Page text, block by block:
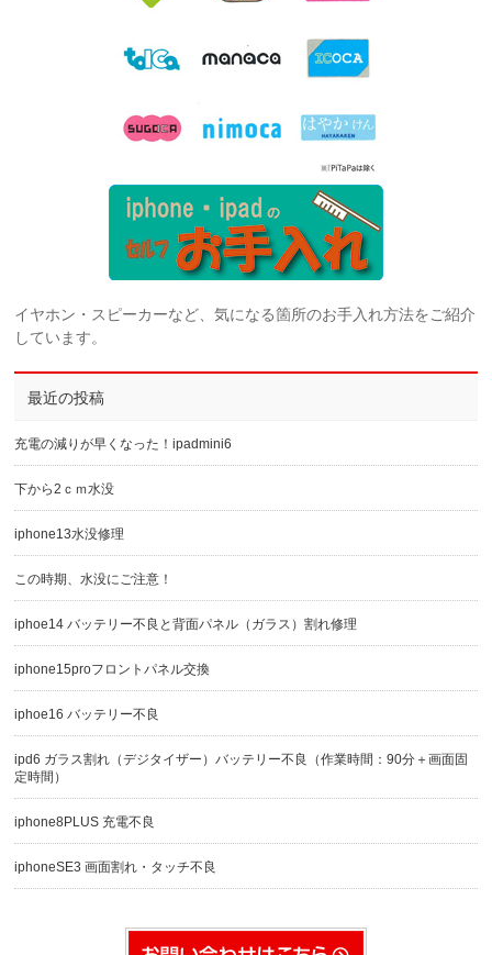
イヤホン・スピーカーなど、気になる箇所のお手入れ方法をご紹介
しています。
最近の投稿
充電の減りが早くなった！ipadmini6
下から2ｃｍ水没
iphone13水没修理
この時期、水没にご注意！
iphoe14 バッテリー不良と背面パネル（ガラス）割れ修理
iphone15proフロントパネル交換
iphoe16 バッテリー不良
ipd6 ガラス割れ（デジタイザー）バッテリー不良（作業時間：90分＋画面固
定時間）
iphone8PLUS 充電不良
iphoneSE3 画面割れ・タッチ不良